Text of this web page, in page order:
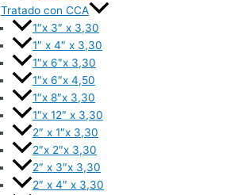
Tratado con CCA
1″x 3″ x 3,30
1″ x 4″ x 3,30
1″x 6″x 3,30
1″x 6″x 4,50
1″x 8″x 3,30
1″x 12″ x 3,30
2″ x 1″x 3,30
2″x 2″x 3,30
2″ x 3″x 3,30
2″ x 4″ x 3,30